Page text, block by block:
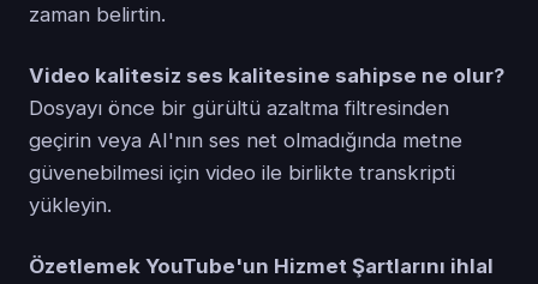
zaman belirtin.
Video kalitesiz ses kalitesine sahipse ne olur?
Dosyayı önce bir gürültü azaltma filtresinden
geçirin veya AI'nın ses net olmadığında metne
güvenebilmesi için video ile birlikte transkripti
yükleyin.
Özetlemek YouTube'un Hizmet Şartlarını ihlal